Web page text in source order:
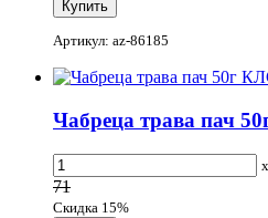
Артикул: az-86185
Чабреца трава пач
x
71
Скидка 15%